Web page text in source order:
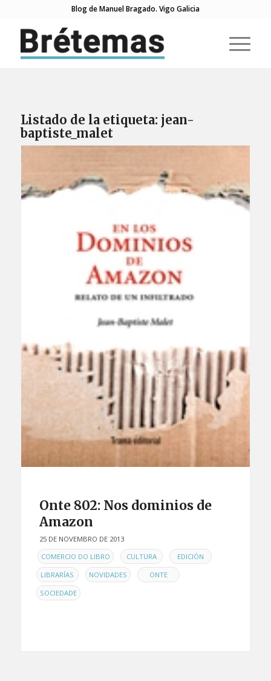
Blog de Manuel Bragado. Vigo Galicia
Listado de la etiqueta: jean-
baptiste_malet
Onte 802: Nos dominios de
Amazon
25 DE NOVEMBRO DE 2013
ENCOMERCIO DO LIBRO , CULTURA , EDICIÓN ,
LIBRARÍAS , NOVIDADES , ONTE ,
SOCIEDADE